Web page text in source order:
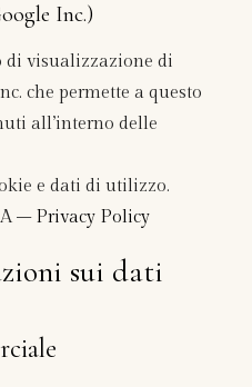
Inc.)
di visualizzazione di
che permette a questo
all’interno delle
e dati di utilizzo.
– Privacy Policy
sui dati